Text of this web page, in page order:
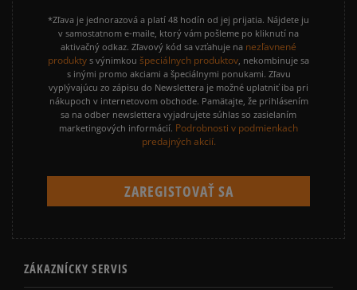
*Zľava je jednorazová a platí 48 hodín od jej prijatia. Nájdete ju
v samostatnom e-maile, ktorý vám pošleme po kliknutí na
aktivačný odkaz. Zľavový kód sa vzťahuje na nezľavnené
produkty s výnimkou špeciálnych produktov , nekombinuje sa
s inými promo akciami a špeciálnymi ponukami. Zľavu
vyplývajúcu zo zápisu do Newslettera je možné uplatniť iba pri
nákupoch v internetovom obchode. Pamätajte, že prihlásením
sa na odber newslettera vyjadrujete súhlas so zasielaním
marketingových informácií. Podrobnosti v podmienkach
predajných akcií.
ZÁKAZNÍCKY SERVIS